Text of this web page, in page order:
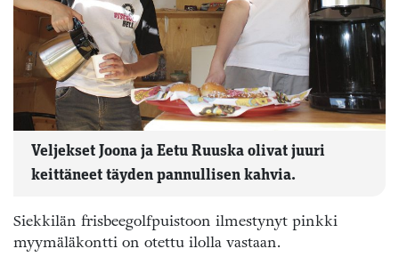
Veljekset Joona ja Eetu Ruuska olivat juuri
keittäneet täyden pannullisen kahvia.
Siekkilän frisbeegolfpuistoon ilmestynyt pinkki
myymäläkontti on otettu ilolla vastaan.